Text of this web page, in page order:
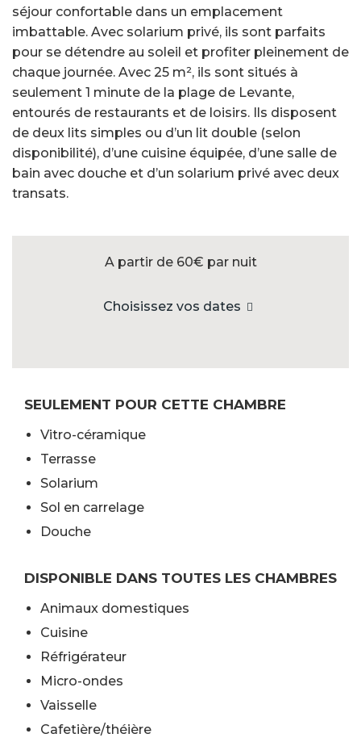
séjour confortable dans un emplacement
imbattable. Avec solarium privé, ils sont parfaits
pour se détendre au soleil et profiter pleinement de
chaque journée. Avec 25 m², ils sont situés à
seulement 1 minute de la plage de Levante,
entourés de restaurants et de loisirs. Ils disposent
de deux lits simples ou d’un lit double (selon
disponibilité), d’une cuisine équipée, d’une salle de
bain avec douche et d’un solarium privé avec deux
transats.
A partir de 60€ par nuit
Choisissez vos dates
SEULEMENT POUR CETTE CHAMBRE
Vitro-céramique
Terrasse
Solarium
Sol en carrelage
Douche
DISPONIBLE DANS TOUTES LES CHAMBRES
Animaux domestiques
Cuisine
Réfrigérateur
Micro-ondes
Vaisselle
Cafetière/théière